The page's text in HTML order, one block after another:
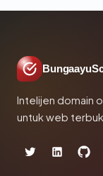
Intelijen domain
untuk web